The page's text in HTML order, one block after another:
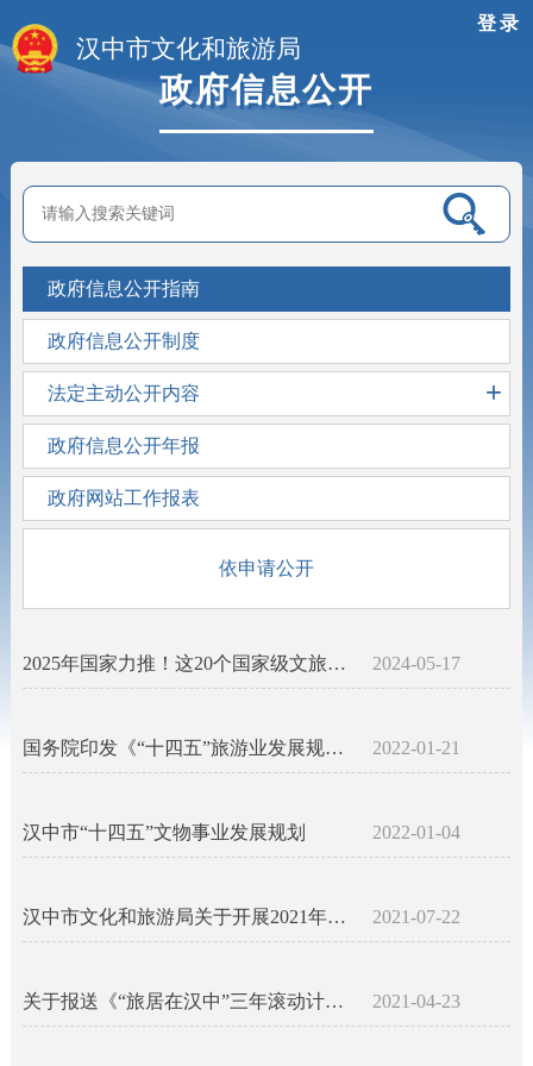
登录
汉中市文化和旅游局
政府信息公开
政府信息公开指南
政府信息公开制度
法定主动公开内容 +
政府信息公开年报
政府网站工作报表
依申请公开
2025年国家力推！这20个国家级文旅品牌必须要知道 2024-05-17
国务院印发《“十四五”旅游业发展规划》 2022-01-21
汉中市“十四五”文物事业发展规划 2022-01-04
汉中市文化和旅游局关于开展2021年汉家乐评定验收工作的通知 2021-07-22
关于报送《“旅居在汉中”三年滚动计划》推进情况的通知 2021-04-23